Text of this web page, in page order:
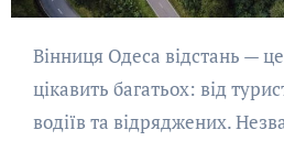
Вінниця Одеса відстань — це питання, яке
цікавить багатьох: від
водіїв та відряджених.